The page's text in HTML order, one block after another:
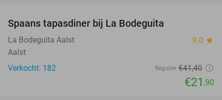
Spaans tapasdiner bij La Bodeguita
La Bodeguita Aalst 9.0 star
Aalst
Verkocht: 182
Regulier €41,40
€21 ,90